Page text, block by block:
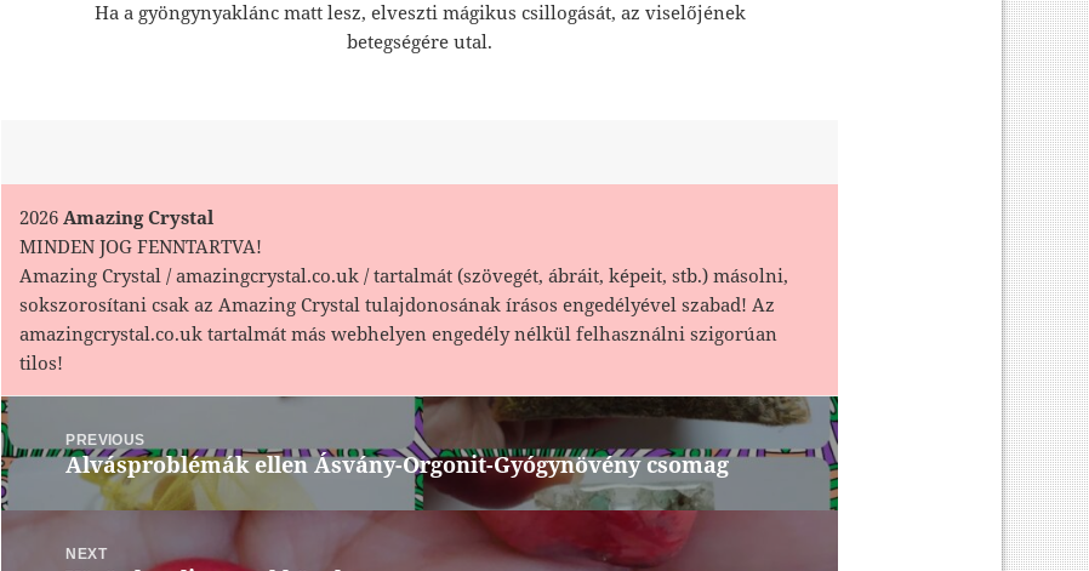
Ha a gyöngynyaklánc matt lesz, elveszti mágikus csillogását, az viselőjének
betegségére utal.
2026 Amazing Crystal
MINDEN JOG FENNTARTVA!
Amazing Crystal / amazingcrystal.co.uk / tartalmát (szövegét, ábráit, képeit, stb.) másolni,
sokszorosítani csak az Amazing Crystal tulajdonosának írásos engedélyével szabad! Az
amazingcrystal.co.uk tartalmát más webhelyen engedély nélkül felhasználni szigorúan
tilos!
Bejegyzés
navigációPREVIOUS
Previous
post:
Alvásproblémák ellen Ásvány-Orgonit-Gyógynövény csomag
NEXT